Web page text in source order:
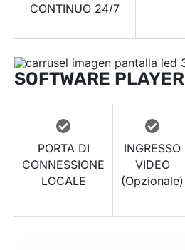
CONTINUO 24/7
SOFTWARE PLAYER
PORTA DI
CONNESSIONE
LOCALE
INGRESSO
VIDEO
(Opzionale)